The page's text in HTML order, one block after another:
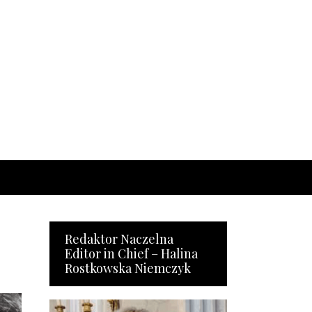
Redaktor Naczelna
Editor in Chief – Halina
Rostkowska Niemczyk